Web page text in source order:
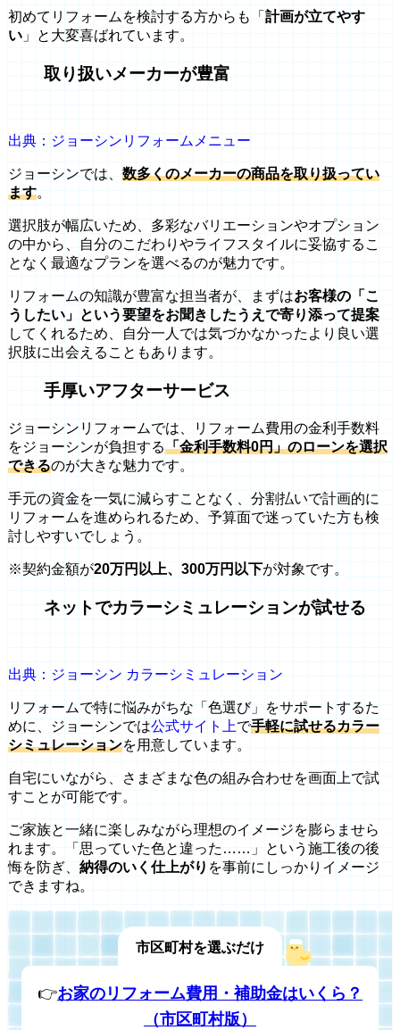
初めてリフォームを検討する方からも「 計画が立てやす
い 」と大変喜ばれています。
取り扱いメーカーが豊富
出典：ジョーシンリフォームメニュー
ジョーシンでは、 数多くのメーカーの商品を取り扱ってい
ます。
選択肢が幅広いため、多彩なバリエーションやオプション
の中から、自分のこだわりやライフスタイルに妥協するこ
となく最適なプランを選べるのが魅力です。
リフォームの知識が豊富な担当者が、まずはお客様の「こ
うしたい」という要望をお聞きしたうえで寄り添って提案
してくれるため、自分一人では気づかなかったより良い選
択肢に出会えることもあります。
手厚いアフターサービス
ジョーシンリフォームでは、リフォーム費用の金利手数料
をジョーシンが負担する「金利手数料0円」のローンを選択
できるのが大きな魅力です。
手元の資金を一気に減らすことなく、分割払いで計画的に
リフォームを進められるため、予算面で迷っていた方も検
討しやすいでしょう。
※契約金額が20万円以上、300万円以下が対象です。
ネットでカラーシミュレーションが試せる
出典：ジョーシン カラーシミュレーション
リフォームで特に悩みがちな「色選び」をサポートするた
めに、ジョーシンでは公式サイト上で手軽に試せるカラー
シミュレーションを用意しています。
自宅にいながら、さまざまな色の組み合わせを画面上で試
すことが可能です。
ご家族と一緒に楽しみながら理想のイメージを膨らませら
れます。「思っていた色と違った……」という施工後の後
悔を防ぎ、 納得のいく仕上がり を事前にしっかりイメージ
できますね。
市区町村を選ぶだけ
👉お家のリフォーム費用・補助金はいくら？
（市区町村版）